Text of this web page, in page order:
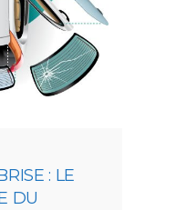
: LE
DU